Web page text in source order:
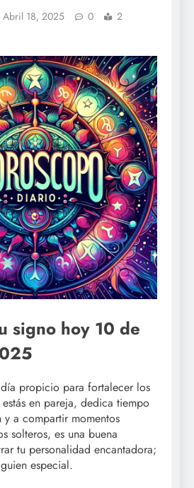
Abril 18, 2025 0
2
signo hoy 10 de
propicio para fortalecer los
en pareja, dedica tiempo
a compartir momentos
solteros, es una buena
tu personalidad encantadora;
especial.